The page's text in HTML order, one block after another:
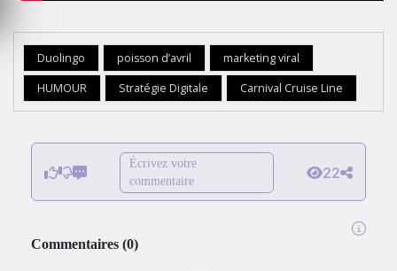
Duolingo poisson d’avril
marketing viral
HUMOUR
Stratégie Digitale Carnival Cruise Line
Écrivez votre
commentaire
22
Commentaires (0)